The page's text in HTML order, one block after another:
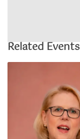
Related Events